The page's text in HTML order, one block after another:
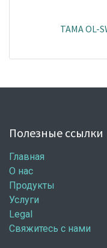
TAMA
Полезные ссылки
Главная
О нас
Продукты
Услуги
Legal
Свяжитесь с нами